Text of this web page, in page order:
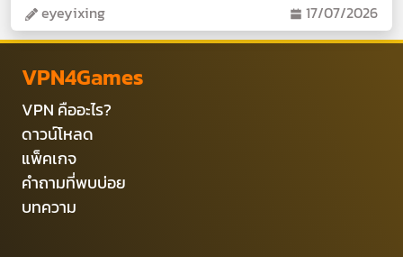
eyeyixing 17/07/2026
VPN4Games
VPN คืออะไร?
ดาวน์โหลด
แพ็คเกจ
คำถามที่พบบ่อย
บทความ